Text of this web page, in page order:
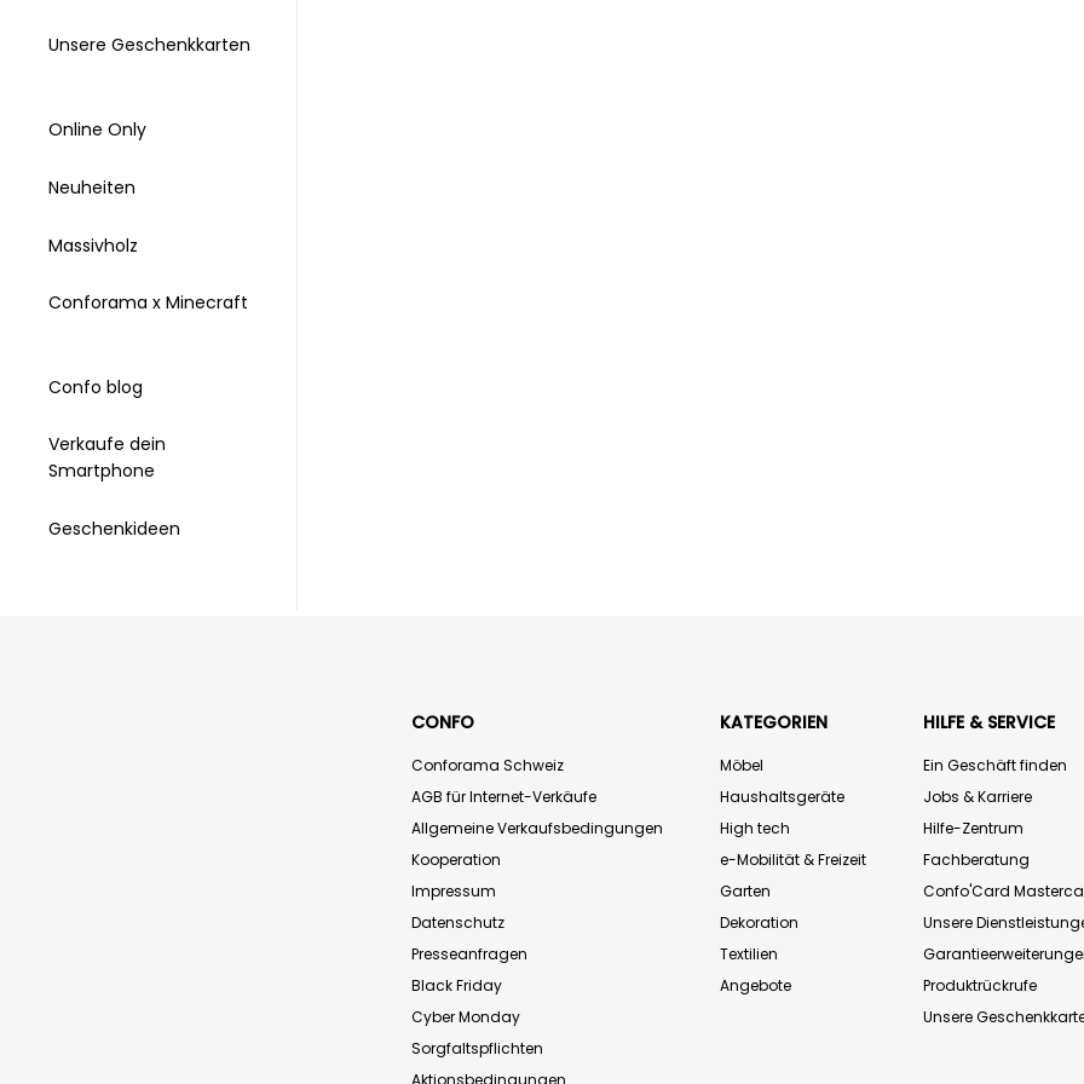
Unsere Geschenkkarten
Online Only
Neuheiten
Massivholz
Conforama x Minecraft
Confo blog
Verkaufe dein
Smartphone
Geschenkideen
CONFO
Conforama Schweiz
AGB für Internet-Verkäufe
Allgemeine Verkaufsbedingungen
Kooperation
Impressum
Datenschutz
Presseanfragen
Black Friday
Cyber Monday
Sorgfaltspflichten
KATEGORIEN
Möbel
Haushaltsgeräte
High tech
e-Mobilität & Freizeit
Garten
Dekoration
Textilien
Angebote
HILFE & SERVICE
Ein Geschäft finden
Jobs & Karriere
Hilfe-Zentrum
Fachberatung
Confo'Card
Unsere
Produktrückrufe
Unsere